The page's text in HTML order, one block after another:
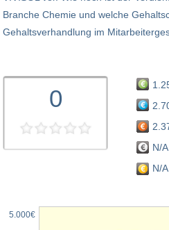
Branche Chemie und welche
Gehaltsverhandlung im
0
N/A
N/A
5.000€